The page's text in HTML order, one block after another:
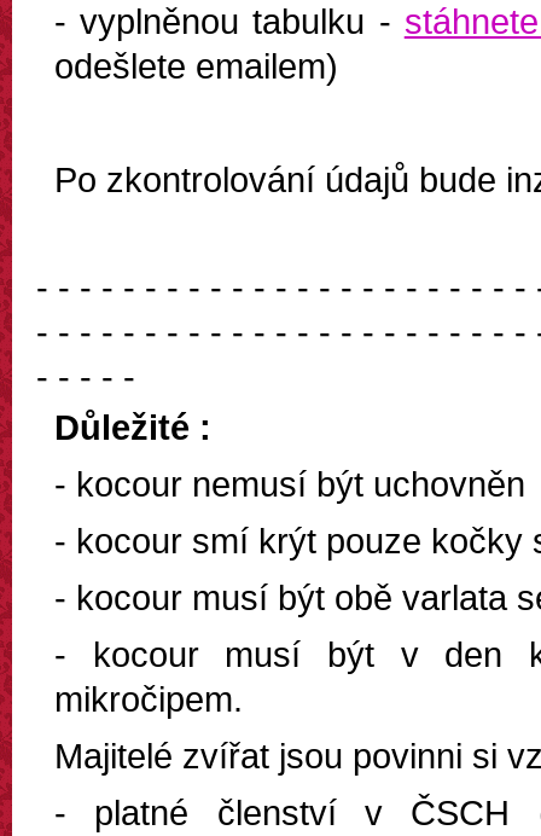
- vyplněnou tabulku -
odešlete emailem)
Po zkontrolování údajů bude
- - - - - - - - - - - - - - - - - - - - - -
- - - - - - - - - - - - - - - - - - - - - -
- - - - -
Důležité :
- kocour nemusí být uchovněn
- kocour smí krýt pouze kočky
- kocour musí být obě varlata
- kocour musí být v den
mikročipem.
Majitelé zvířat jsou povinni si
- platné členství v ČSCH